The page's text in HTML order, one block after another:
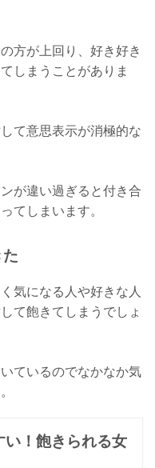
方が上回り、好き好き
しまうことがありま
て意思表示が消極的な
が違い過ぎると付き合
てしまいます。
気になる人や好きな人
て飽きてしまうでしょ
ているのでなかなか気
！飽きられる女